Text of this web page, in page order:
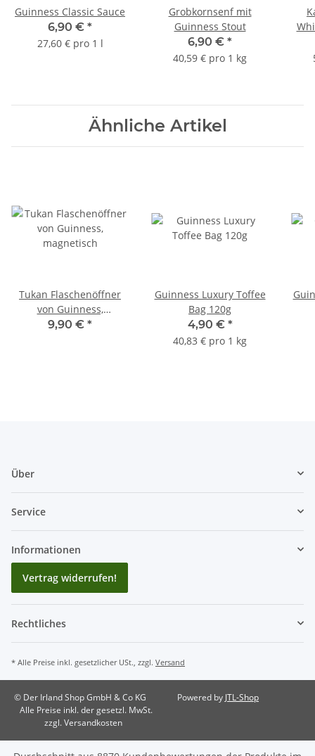
Guinness Classic Sauce
6,90 € *
27,60 € pro 1 l
Grobkornsenf mit
Guinness Stout
6,90 € *
40,59 € pro 1 kg
Ähnliche Artikel
Tukan Flaschenöffner
von Guinness,
magnetisch
9,90 € *
Guinness Luxury Toffee
Bag 120g
4,90 € *
40,83 € pro 1 kg
Über
Service
Informationen
Vertrag widerrufen!
Rechtliches
* Alle Preise inkl. gesetzlicher USt., zzgl. Versand
© Der Irland Shop GmbH & Co KG
Alle Preise inkl. der gesetzl. MwSt.
zzgl. Versandkosten
Powered by JTL-Shop